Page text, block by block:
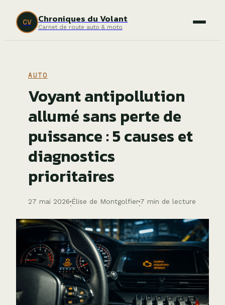
CV Chroniques du Volant
Carnet de route auto & moto
AUTO
Voyant antipollution
allumé sans perte de
puissance : 5 causes et
diagnostics
prioritaires
27 mai 2026
·
Élise de Montgolfier
·
7 min de lecture